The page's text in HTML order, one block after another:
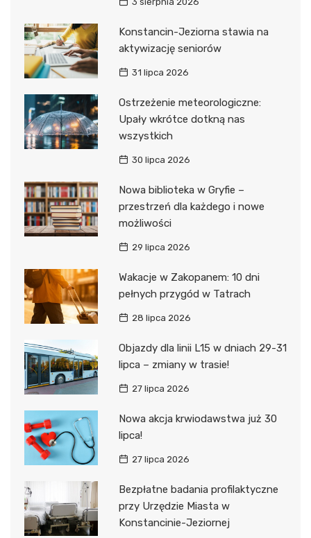
Konstancin-Jeziorna stawia na
aktywizację seniorów
31 lipca 2026
Ostrzeżenie meteorologiczne:
Upały wkrótce dotkną nas
wszystkich
30 lipca 2026
Nowa biblioteka w Gryfie –
przestrzeń dla każdego i nowe
możliwości
29 lipca 2026
Wakacje w Zakopanem: 10 dni
pełnych przygód w Tatrach
28 lipca 2026
Objazdy dla linii L15 w dniach 29-31
lipca – zmiany w trasie!
27 lipca 2026
Nowa akcja krwiodawstwa już 30
lipca!
27 lipca 2026
Bezpłatne badania profilaktyczne
przy Urzędzie Miasta w
Konstancinie-Jeziornej